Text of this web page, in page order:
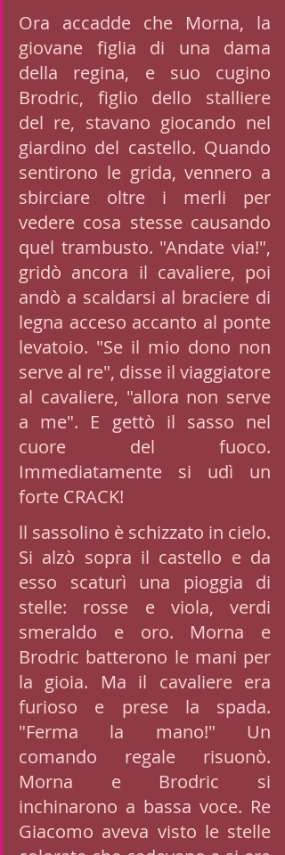
Ora accadde che Morna, la
giovane figlia di una dama
della regina, e suo cugino
Brodric, figlio dello stalliere
del re, stavano giocando nel
giardino del castello. Quando
sentirono le grida, vennero a
sbirciare oltre i merli per
vedere cosa stesse causando
quel trambusto. "Andate via!",
gridò ancora il cavaliere, poi
andò a scaldarsi al braciere di
legna acceso accanto al ponte
levatoio. "Se il mio dono non
serve al re", disse il viaggiatore
al cavaliere, "allora non serve
a me". E gettò il sasso nel
cuore del fuoco.
Immediatamente si udì un
forte CRACK!
ll sassolino è schizzato in cielo.
Si alzò sopra il castello e da
esso scaturì una pioggia di
stelle: rosse e viola, verdi
smeraldo e oro. Morna e
Brodric batterono le mani per
la gioia. Ma il cavaliere era
furioso e prese la spada.
"Ferma la mano!" Un
comando regale risuonò.
Morna e Brodric si
inchinarono a bassa voce. Re
Giacomo aveva visto le stelle